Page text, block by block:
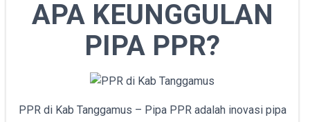
APA KEUNGGULAN
PIPA PPR?
PPR di Kab Tanggamus – Pipa PPR adalah inovasi pipa